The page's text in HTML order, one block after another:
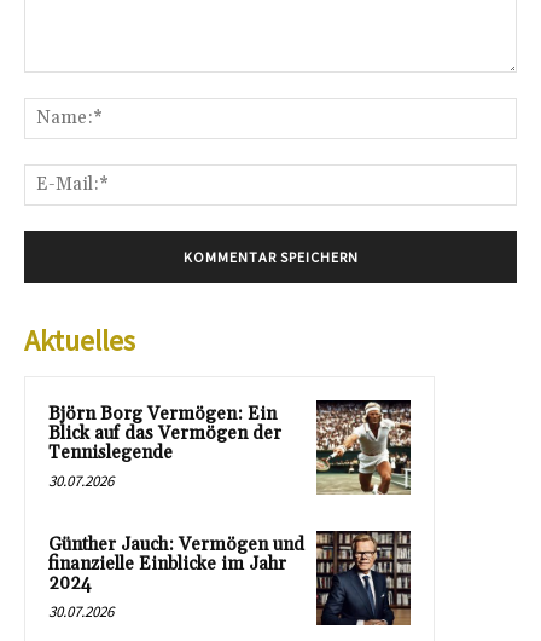
Aktuelles
Björn Borg Vermögen: Ein
Blick auf das Vermögen der
Tennislegende
30.07.2026
Günther Jauch: Vermögen und
finanzielle Einblicke im Jahr
2024
30.07.2026